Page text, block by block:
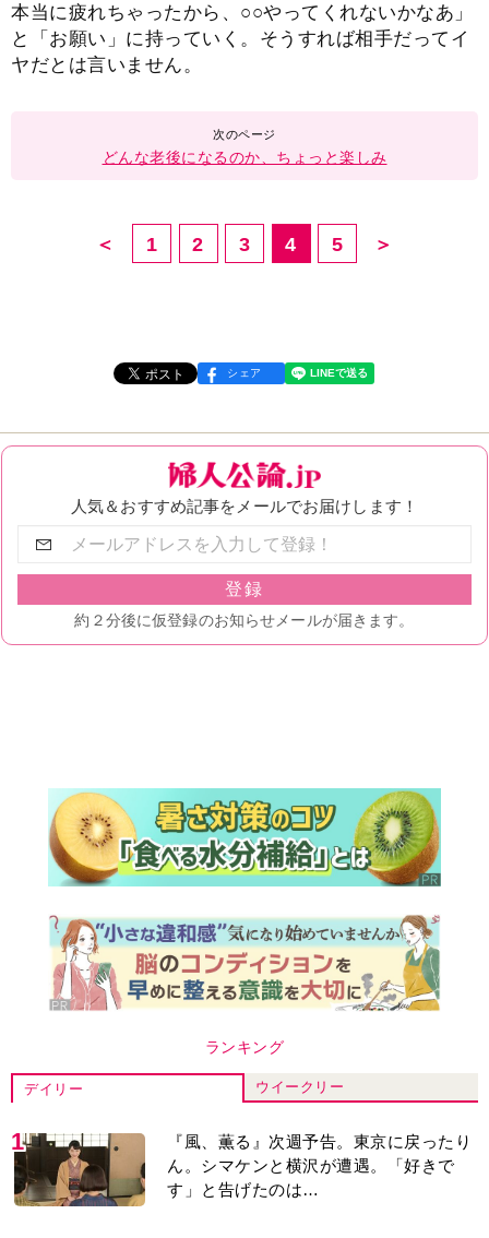
本当に疲れちゃったから、○○やってくれないかなあ」
と「お願い」に持っていく。そうすれば相手だってイ
ヤだとは言いません。
どんな老後になるのか、ちょっと楽しみ
＜ 1 2 3 4 5 ＞
シェア
ランキング
デイリー ウイークリー
1
『風、薫る』次週予告。東京に戻ったり
ん。シマケンと横沢が遭遇。「好きで
す」と告げたのは…